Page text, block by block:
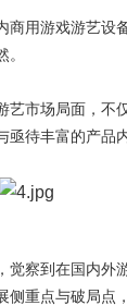
用游戏游艺设
市场局面，不
待丰富的产品
察到在国内外
重点与破局点